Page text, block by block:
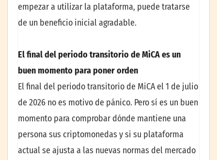
empezar a utilizar la plataforma, puede tratarse
de un beneficio inicial agradable.
El final del periodo transitorio de MiCA es un
buen momento para poner orden
El final del periodo transitorio de MiCA el 1 de julio
de 2026 no es motivo de pánico. Pero sí es un buen
momento para comprobar dónde mantiene una
persona sus criptomonedas y si su plataforma
actual se ajusta a las nuevas normas del mercado